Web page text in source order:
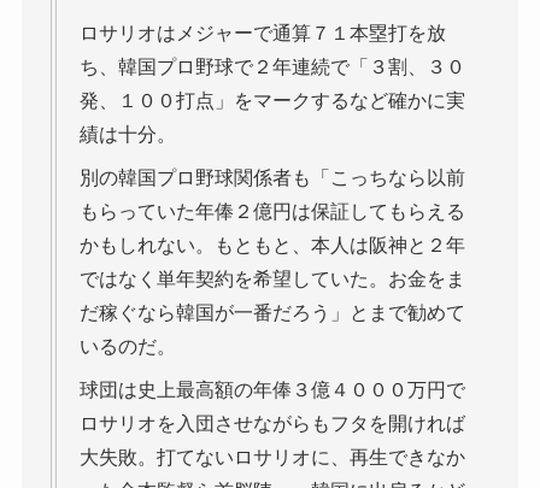
ロサリオはメジャーで通算７１本塁打を放
ち、韓国プロ野球で２年連続で「３割、３０
発、１００打点」をマークするなど確かに実
績は十分。
別の韓国プロ野球関係者も「こっちなら以前
もらっていた年俸２億円は保証してもらえる
かもしれない。もともと、本人は阪神と２年
ではなく単年契約を希望していた。お金をま
だ稼ぐなら韓国が一番だろう」とまで勧めて
いるのだ。
球団は史上最高額の年俸３億４０００万円で
ロサリオを入団させながらもフタを開ければ
大失敗。打てないロサリオに、再生できなか